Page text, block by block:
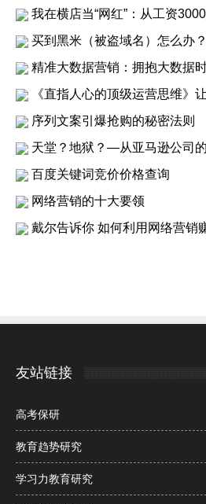
我在横店当“网红”：从工资
买到黑米（被盗域名）怎么办？
精准大数据营销：拥抱大数据
《直指人心的顶级运营思维》
序列文案引爆抢购的秘密法则
天堂？地狱？—从亚马逊公司
百度关键词竞价价格查询
网络营销的十大要领
戴尔告诉你 如何利用网络营销
友站链接
高考保研
教育趋势研究
学习力教育研究